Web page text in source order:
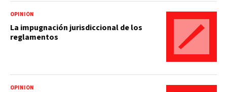
OPINIÓN
La impugnación jurisdiccional de los
reglamentos
OPINIÓN